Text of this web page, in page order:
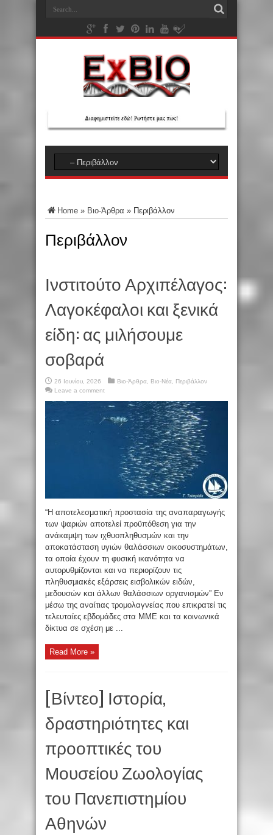
Home » Βιο-Άρθρα » Περιβάλλον
Περιβάλλον
Ινστιτούτο Αρχιπέλαγος:
Λαγοκέφαλοι και ξενικά
είδη: ας μιλήσουμε
σοβαρά
26 Ιουνίου, 2026 Βιο-Άρθρα Βιο-Νέα
Περιβάλλον
Leave a comment
“Η αποτελεσματική προστασία της αναπαραγωγής
των ψαριών αποτελεί προϋπόθεση για την
ανάκαμψη των ιχθυοπληθυσμών και την
αποκατάσταση υγιών θαλάσσιων οικοσυστημάτων,
τα οποία έχουν τη φυσική ικανότητα να
αυτορυθμίζονται και να περιορίζουν τις
πληθυσμιακές εξάρσεις εισβολικών ειδών,
μεδουσών και άλλων θαλάσσιων οργανισμών” Εν
μέσω της αναίτιας τρομολαγνείας που επικρατεί τις
τελευταίες εβδομάδες στα ΜΜΕ και τα κοινωνικά
δίκτυα σε σχέση με ...
Read More »
[Βίντεο] Ιστορία,
δραστηριότητες και
προοπτικές του
Μουσείου Ζωολογίας
του Πανεπιστημίου
Αθηνών